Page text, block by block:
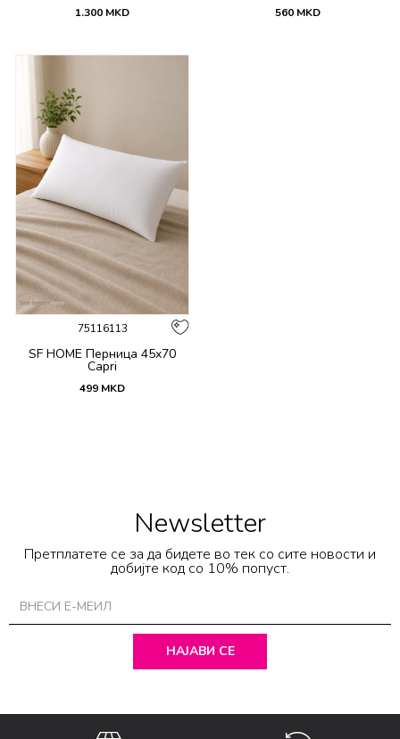
1.300 MKD 560 MKD
75116113
SF HOME Перница 45x70
Capri
499 MKD
Newsletter
Претплатете се за да бидете во тек со сите новости и
добијте код со 10% попуст.
НАЈАВИ СЕ